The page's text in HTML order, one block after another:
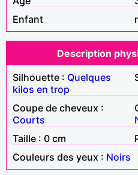
Enfant
Description
Silhouette : Quelques
kilos en trop
Coupe de cheveux :
Courts
Taille : 0 cm
Couleurs des yeux : Noirs